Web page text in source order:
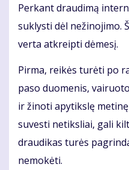
Perkant draudimą
suklysti dėl nežinojimo.
verta atkreipti dėmesį.
Pirma, reikės turėti po
paso duomenis,
ir žinoti apytikslę
suvesti netiksliai, gali
draudikas turės
nemokėti.